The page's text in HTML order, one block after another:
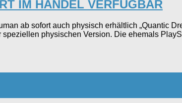
IM HANDEL VERFÜGBAR
ab sofort auch physisch erhältlich „Quantic
physischen Version. Die ehemals